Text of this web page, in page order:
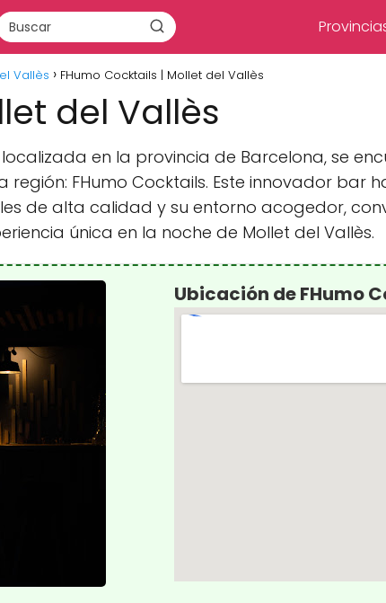
Vallès FHumo Cocktails | Mollet del Vallès
del Vallès
en la provincia de Barcelona, se
región: FHumo Cocktails. Este innovador
de alta calidad y su entorno acogedor,
única en la noche de Mollet del Vallès.
Ubicación de FHumo